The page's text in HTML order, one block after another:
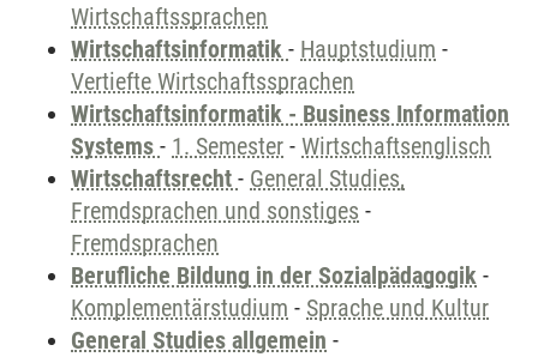
Wirtschaftssprachen
Wirtschaftsinformatik - Hauptstudium -
Vertiefte Wirtschaftssprachen
Wirtschaftsinformatik - Business Information
Systems - 1. Semester - Wirtschaftsenglisch
Wirtschaftsrecht - General Studies,
Fremdsprachen und sonstiges -
Fremdsprachen
Berufliche Bildung in der Sozialpädagogik -
Komplementärstudium - Sprache und Kultur
General Studies allgemein -